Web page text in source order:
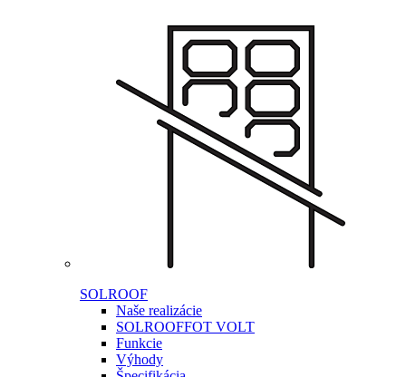
SOLROOF
Naše realizácie
SOLROOFFOT VOLT
Funkcie
Výhody